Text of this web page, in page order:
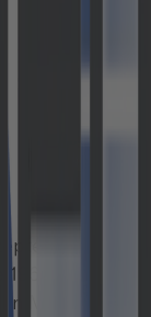
des
McCarthy